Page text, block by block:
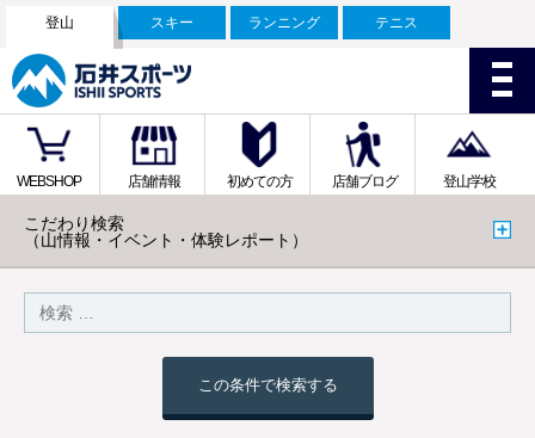
登山 スキー ランニング テニス
WEBSHOP 店舗情報 初めての方 店舗ブログ 登山学校
こだわり検索
（山情報・イベント・体験レポート）
この条件で検索する